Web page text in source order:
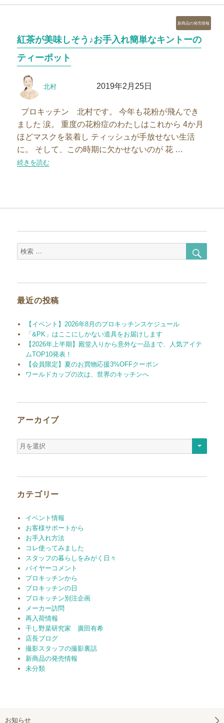
紅茶が美味しそう♪お手入れ簡単なキントーの
ティーポット
稿
北村 2019年2月25日
カ
テ
ゴ
新商品の発売情報
プロキッチン 北村です。 今年も花粉が飛んでき
ました 涙。 重度の花粉症のわたしはこれから 4か月
ほどマスクを装着し ティッシュが手放せない生活
に。 そして、この時期に欠かせないのが 花 …
“紅茶が美味しそう♪お手入れ簡単なキントーのティーポット”の
続きを読む
検
索
索
最近の投稿
【イベント】2026年8月のプロキッチンスケジュール
「&PK」はここにしかない道具をお届けします
【2026年上半期】殿堂入りから意外な一品まで、人気アイテ
ムTOP10発表！
【会員限定】夏のお買物応援3%OFFクーポン
ワールドカップの次は、世界のキッチンへ
アーカイブ
ア
ー
カテゴリー
イベント情報
お客様サポートから
お手入れ方法
コレ使ってみました
スタッフの暮らしをみがく日々
バイヤーコメント
プロキッチンから
プロキッチンの日
プロキッチン別注企画
メーカー訪問
再入荷情報
干し野菜研究家 廣田有希
店長ブログ
撮影スタッフの撮影裏話
新商品の発売情報
未分類
お知らせ